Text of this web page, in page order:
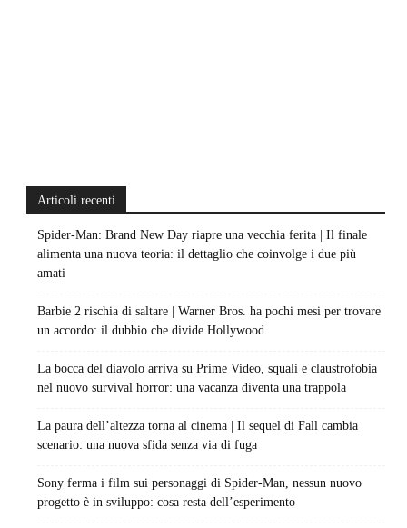
Articoli recenti
Spider-Man: Brand New Day riapre una vecchia ferita | Il finale
alimenta una nuova teoria: il dettaglio che coinvolge i due più
amati
Barbie 2 rischia di saltare | Warner Bros. ha pochi mesi per trovare
un accordo: il dubbio che divide Hollywood
La bocca del diavolo arriva su Prime Video, squali e claustrofobia
nel nuovo survival horror: una vacanza diventa una trappola
La paura dell’altezza torna al cinema | Il sequel di Fall cambia
scenario: una nuova sfida senza via di fuga
Sony ferma i film sui personaggi di Spider-Man, nessun nuovo
progetto è in sviluppo: cosa resta dell’esperimento